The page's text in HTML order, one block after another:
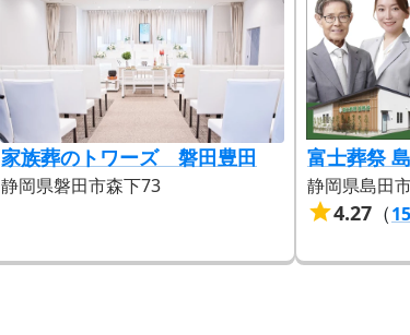
家族葬のトワーズ 磐田豊田
静岡県磐田市森下73
富士葬祭
静岡県島田
4.27 （15